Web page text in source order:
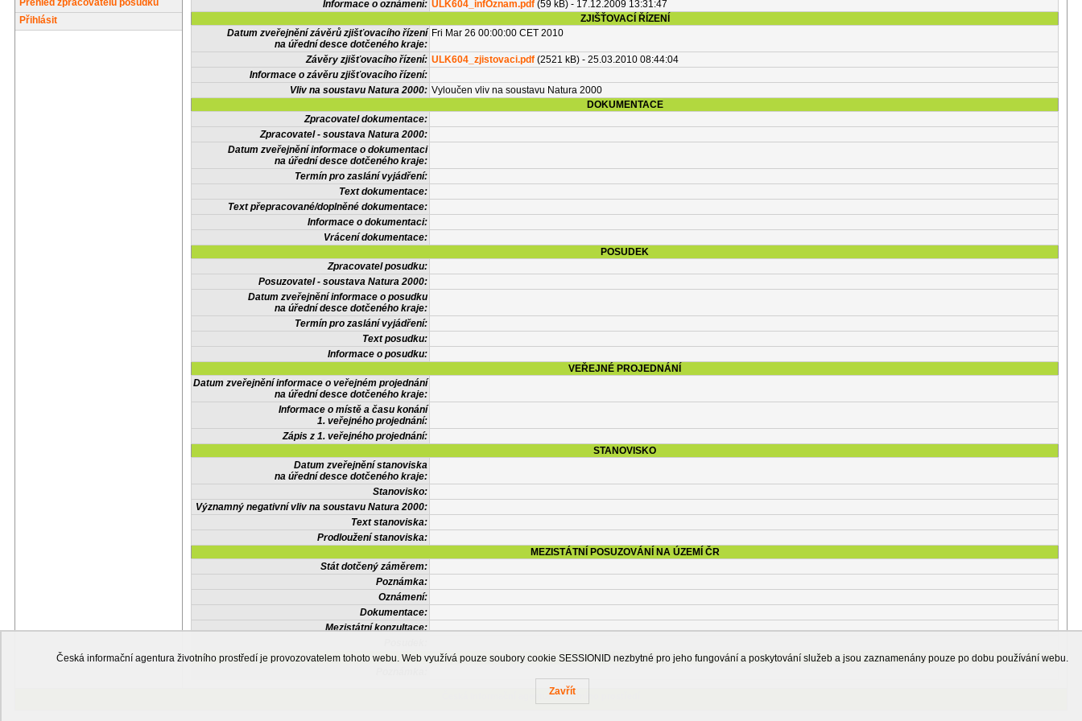
Přehled zpracovatelů posudků
Přihlásit
Informace o oznámení: ULK604_infOznam.pdf (59 kB) - 17.12.2009 13:31:47
ZJIŠŤOVACÍ ŘÍZENÍ
Datum zveřejnění závěrů zjišťovacího řízení
na úřední desce dotčeného kraje:
Fri Mar 26 00:00:00 CET 2010
Závěry zjišťovacího řízení: ULK604_zjistovaci.pdf (2521 kB) - 25.03.2010 08:44:04
Informace o závěru zjišťovacího řízení:
Vliv na soustavu Natura 2000: Vyloučen vliv na soustavu Natura 2000
DOKUMENTACE
Zpracovatel dokumentace:
Zpracovatel - soustava Natura 2000:
Datum zveřejnění informace o dokumentaci
na úřední desce dotčeného kraje:
Termín pro zaslání vyjádření:
Text dokumentace:
Text přepracované/doplněné dokumentace:
Informace o dokumentaci:
Vrácení dokumentace:
POSUDEK
Zpracovatel posudku:
Posuzovatel - soustava Natura 2000:
Datum zveřejnění informace o posudku
na úřední desce dotčeného kraje:
Termín pro zaslání vyjádření:
Text posudku:
Informace o posudku:
VEŘEJNÉ PROJEDNÁNÍ
Datum zveřejnění informace o veřejném projednání
na úřední desce dotčeného kraje:
Informace o místě a času konání
1. veřejného projednání:
Zápis z 1. veřejného projednání:
STANOVISKO
Datum zveřejnění stanoviska
na úřední desce dotčeného kraje:
Stanovisko:
Významný negativní vliv na soustavu Natura 2000:
Text stanoviska:
Prodloužení stanoviska:
MEZISTÁTNÍ POSUZOVÁNÍ NA ÚZEMÍ ČR
Stát dotčený záměrem:
Poznámka:
Oznámení:
Dokumentace:
Mezistátní konzultace:
OSTATNÍ INFORMACE
Česká informační agentura životního prostředí
Česká informační agentura životního prostředí je provozovatelem tohoto webu. Web využívá pouze soubory cookie SESSIONID nezbytné pro jeho fungování a poskytování služeb a jsou zaznamenány pouze po dobu používání webu.
Zavřít